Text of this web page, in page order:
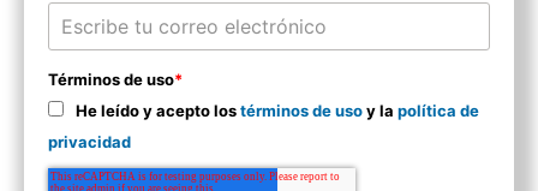
Términos de uso*
He leído y acepto lostérminos de usoy la política de
privacidad